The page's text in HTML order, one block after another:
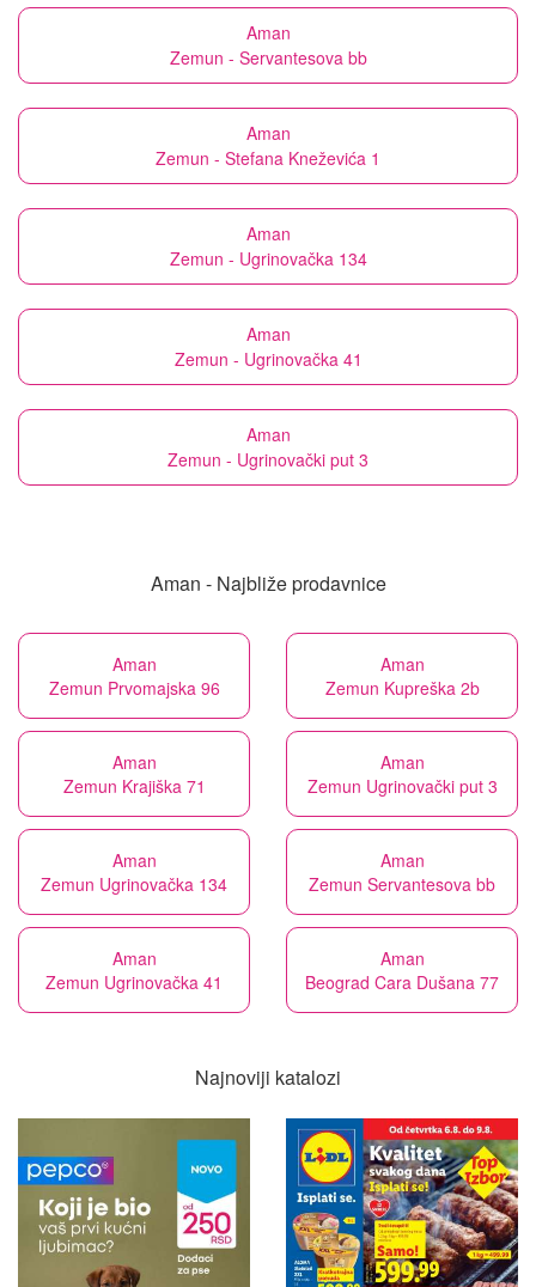
Aman
Zemun - Servantesova bb
Aman
Zemun - Stefana Kneževića 1
Aman
Zemun - Ugrinovačka 134
Aman
Zemun - Ugrinovačka 41
Aman
Zemun - Ugrinovački put 3
Aman - Najbliže prodavnice
Aman
Zemun Prvomajska 96
Aman
Zemun Kupreška 2b
Aman
Zemun Krajiška 71
Aman
Zemun Ugrinovački put 3
Aman
Zemun Ugrinovačka 134
Aman
Zemun Servantesova bb
Aman
Zemun Ugrinovačka 41
Aman
Beograd Cara Dušana 77
Najnoviji katalozi